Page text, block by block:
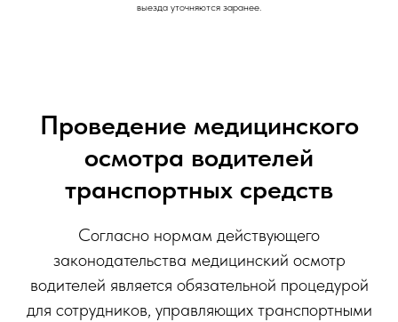
выезда уточняются заранее.
Проведение медицинского
осмотра водителей
транспортных средств
Согласно нормам действующего
законодательства медицинский осмотр
водителей является обязательной процедурой
для сотрудников, управляющих транспортными